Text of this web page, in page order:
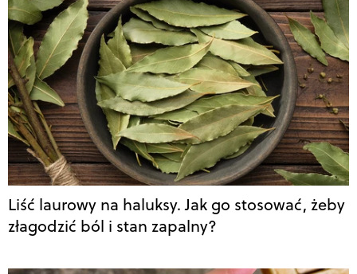
Liść laurowy na haluksy. Jak go stosować, żeby
złagodzić ból i stan zapalny?